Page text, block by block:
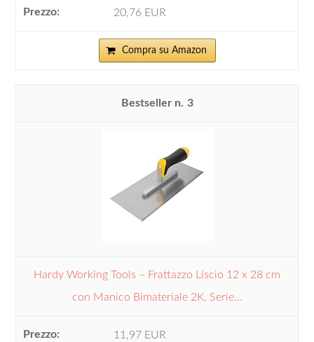
20,76 EUR
Compra su Amazon
3
Hardy Working Tools – Frattazzo Liscio 12 x 28 cm
con Manico Bimateriale 2K, Serie...
11,97 EUR